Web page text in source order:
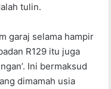
tulin.
garaj selama hampir
R129 itu juga
Ini bermaksud
dimamah usia